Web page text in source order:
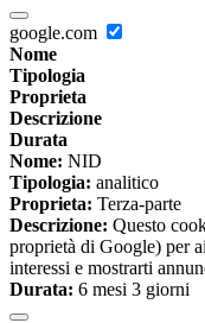
google.com
Nome
Tipologia
Proprieta
Descrizione
Durata
Nome: NID
Tipologia: analitico
Proprieta: Terza-parte
Descrizione: Questo
proprietà di Google) per
interessi e mostrarti
Durata: 6 mesi 3 giorni